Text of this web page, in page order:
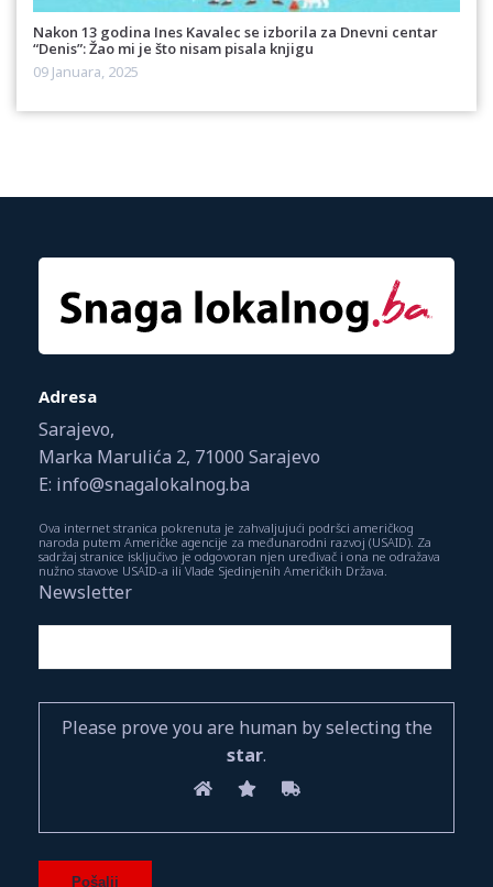
Nakon 13 godina Ines Kavalec se izborila za Dnevni centar
“Denis”: Žao mi je što nisam pisala knjigu
09 Januara, 2025
Adresa
Sarajevo,
Marka Marulića 2, 71000 Sarajevo
E: info@snagalokalnog.ba
Ova internet stranica pokrenuta je zahvaljujući podršci američkog
naroda putem Američke agencije za međunarodni razvoj (USAID). Za
sadržaj stranice isključivo je odgovoran njen uređivač i ona ne odražava
nužno stavove USAID-a ili Vlade Sjedinjenih Američkih Država.
Newsletter
Please prove you are human by selecting the
star.